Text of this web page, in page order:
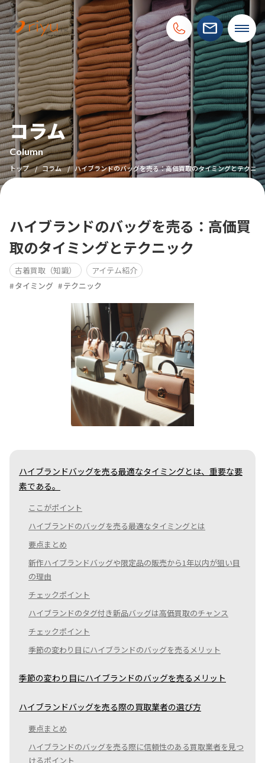
コラム
Column
トップ コラム ハイブランドのバッグを売る：高価買取のタイミングとテクニッ
ハイブランドのバッグを売る：高価買
取のタイミングとテクニック
古着買取（知識）
アイテム紹介
タイミング
テクニック
ハイブランドバッグを売る最適なタイミングとは、重要な要
素である。
ここがポイント
ハイブランドのバッグを売る最適なタイミングとは
要点まとめ
新作ハイブランドバッグや限定品の販売から1年以内が狙い目
の理由
チェックポイント
ハイブランドのタグ付き新品バッグは高価買取のチャンス
チェックポイント
季節の変わり目にハイブランドのバッグを売るメリット
季節の変わり目にハイブランドのバッグを売るメリット
ハイブランドバッグを売る際の買取業者の選び方
要点まとめ
ハイブランドのバッグを売る際に信頼性のある買取業者を見つ
けるポイント